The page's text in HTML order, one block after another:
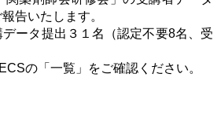
告いたします。
ータ提出３１名（認定不要8名、受
の「一覧」をご確認ください。